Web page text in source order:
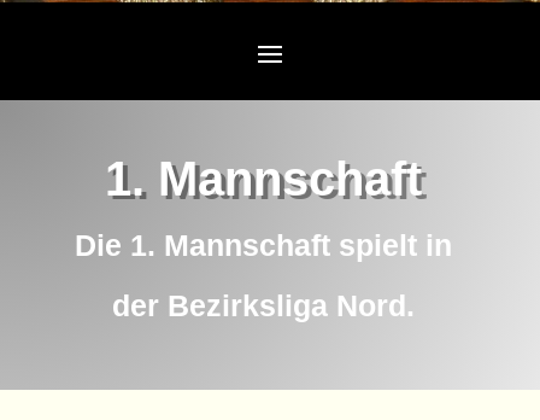
1. Mannschaft
Die 1. Mannschaft spielt in
der Bezirksliga Nord.